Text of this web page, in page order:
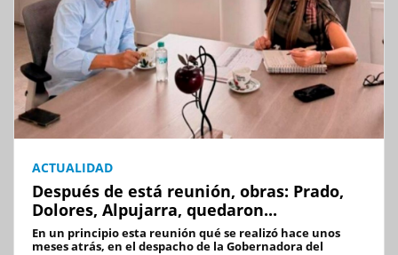
ACTUALIDAD
Después de está reunión, obras: Prado,
Dolores, Alpujarra, quedaron...
En un principio esta reunión qué se realizó hace unos
meses atrás, en el despacho de la Gobernadora del